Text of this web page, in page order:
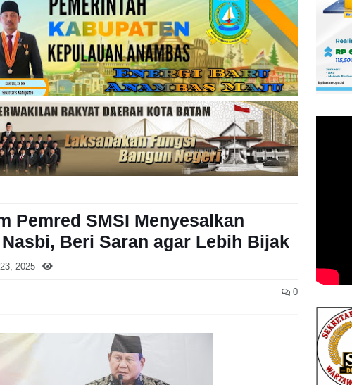
Pemred SMSI Menyesalkan
Beri Saran agar Lebih Bijak
2025
0